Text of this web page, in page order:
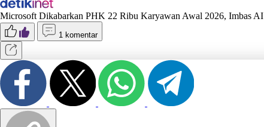
Microsoft Dikabarkan PHK 22 Ribu Karyawan Awal 2026, Imbas AI
1 komentar